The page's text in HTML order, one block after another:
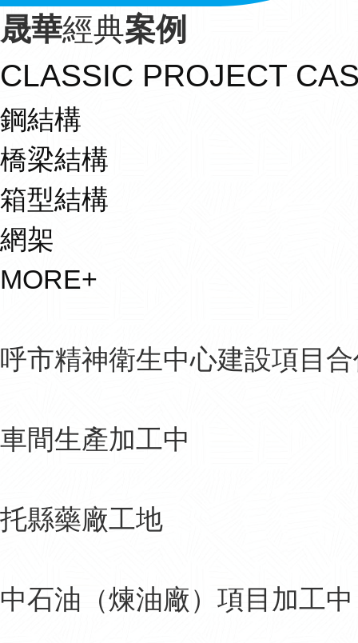
晟華經典案例
CLASSIC PROJECT
鋼結構
橋梁結構
箱型結構
網架
MORE+
呼市精神衛生中心建設項目
車間生產加工中
托縣藥廠工地
中石油（煉油廠）項目加工中